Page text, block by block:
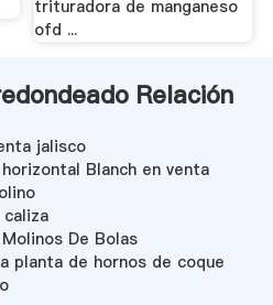
trituradora de manganeso
ofd ...
Relación
jalisco
Blanch en venta
De Bolas
planta de hornos de coque